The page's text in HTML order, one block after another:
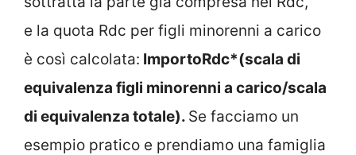
e la quota Rdc per figli minorenni a carico
è così calcolata: ImportoRdc*(scala di
equivalenza figli minorenni a carico/scala
di equivalenza totale). Se facciamo un
esempio pratico e prendiamo una famiglia